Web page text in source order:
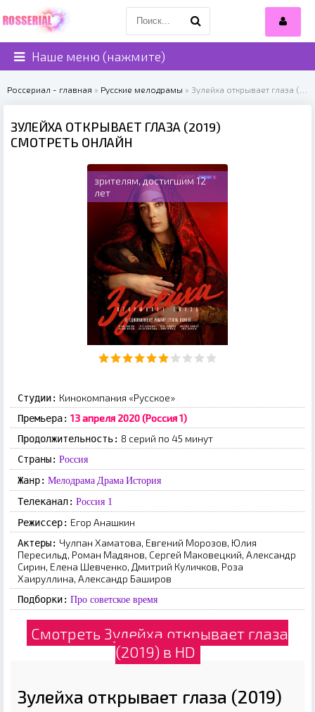
Наше меню (нажмите)
Россериал - главная » Русские мелодрамы » Зулейха открывает глаза (2019)
ЗУЛЕЙХА ОТКРЫВАЕТ ГЛАЗА (2019)
СМОТРЕТЬ ОНЛАЙН
зрителям, достигшим 12
лет
Студии: Кинокомпания «Русское»
Премьера: 13 апреля 2020 (Россия 1)
Продолжительность: 8 серий по 45 минут
Страны: Россия
Жанр: Мелодрама Драма История
Телеканал: Россия 1
Режиссер: Егор Анашкин
Актеры: Чулпан Хаматова, Евгений Морозов, Юлия
Пересильд, Роман Мадянов, Сергей Маковецкий, Александр
Сирин, Елена Шевченко, Дмитрий Куличков, Роза
Хаируллина, Александр Баширов
Подборки: Про советское время
Смотреть Зулейха открывает глаза
(2019) в HD
Зулейха открывает глаза (2019)